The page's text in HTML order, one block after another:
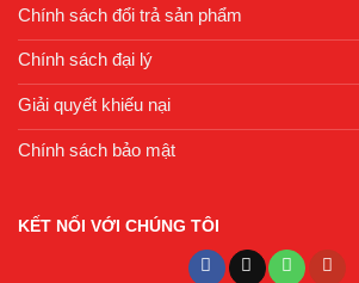
Chính sách đổi trả sản phẩm
Chính sách đại lý
Giải quyết khiếu nại
Chính sách bảo mật
KẾT NỐI VỚI CHÚNG TÔI